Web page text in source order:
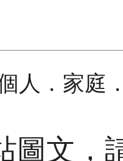
人．家庭
圖文，